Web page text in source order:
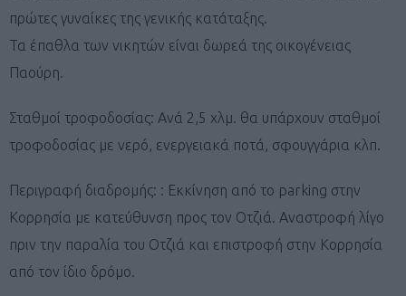
πρώτες γυναίκες της γενικής κατάταξης.
Τα έπαθλα των νικητών είναι δωρεά της οικογένειας
Παούρη.
Σταθμοί τροφοδοσίας: Ανά 2,5 χλμ. θα υπάρχουν σταθμοί
τροφοδοσίας με νερό, ενεργειακά ποτά, σφουγγάρια κλπ.
Περιγραφή διαδρομής: : Εκκίνηση από το parking στην
Κορρησία με κατεύθυνση προς τον Οτζιά. Αναστροφή λίγο
πριν την παραλία του Οτζιά και επιστροφή στην Κορρησία
από τον ίδιο δρόμο.